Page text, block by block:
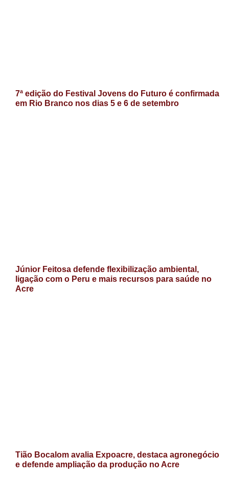
7ª edição do Festival Jovens do Futuro é confirmada
em Rio Branco nos dias 5 e 6 de setembro
Júnior Feitosa defende flexibilização ambiental,
ligação com o Peru e mais recursos para saúde no
Acre
Tião Bocalom avalia Expoacre, destaca agronegócio
e defende ampliação da produção no Acre